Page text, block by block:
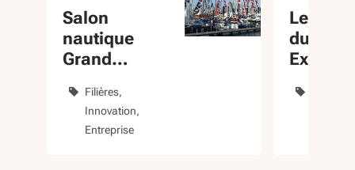
Salon
nautique
Grand
Rochelle
Filières
Innovation
Entreprise
Les 3
du 360
Export